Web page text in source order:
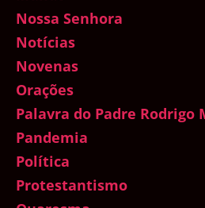
Nossa Senhora
Notícias
Novenas
Orações
Palavra do Padre Rodrigo
Pandemia
Política
Protestantismo